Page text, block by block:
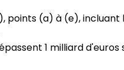
points (a) à (e), incluant
1 milliard d'euros